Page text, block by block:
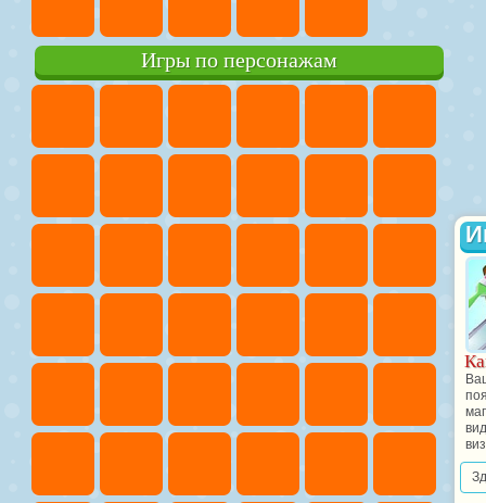
Игры по персонажам